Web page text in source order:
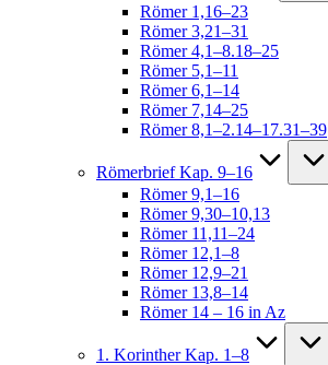
Römer 1,16–23
Römer 3,21–31
Römer 4,1–8.18–25
Römer 5,1–11
Römer 6,1–14
Römer 7,14–25
Römer 8,1–2.14–17.31–39
Römerbrief Kap. 9–16
Römer 9,1–16
Römer 9,30–10,13
Römer 11,11–24
Römer 12,1–8
Römer 12,9–21
Römer 13,8–14
Römer 14 – 16 in Az
1. Korinther Kap. 1–8